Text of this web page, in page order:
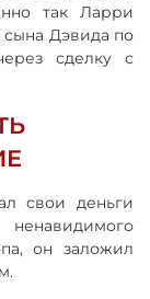
так Ларри
Дэвида по
сделку с
свои деньги
он заложил